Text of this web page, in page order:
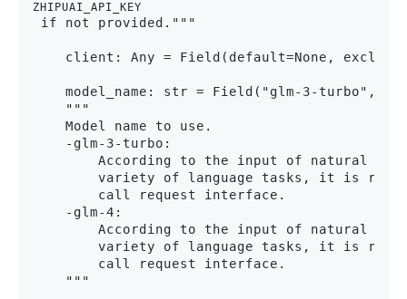
ZHIPUAI_API_KEY
if not provided."""
client: Any = Field(default=None,
model_name: str = Field("glm-3-turbo",
    """
    Model name to use.
    -glm-3-turbo:
According to the input of natural
variety of language tasks, it is
        call request interface.
    -glm-4:
According to the input of natural
variety of language tasks, it is
        call request interface.
    """